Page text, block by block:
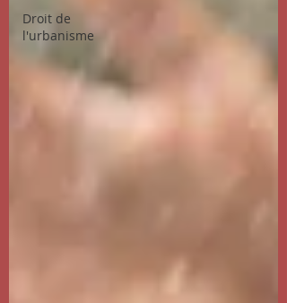
Droit de
l'urbanisme